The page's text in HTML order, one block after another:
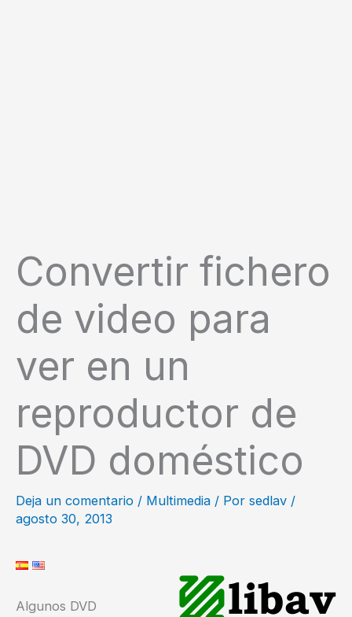
Convertir fichero
de video para
ver en un
reproductor de
DVD doméstico
Deja un comentario / Multimedia / Por sedlav /
agosto 30, 2013
Algunos DVD